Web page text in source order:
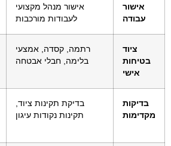
אישור
עבודה
אישור מנהל מקצועי
לעבודות מורכבות
ציוד
בטיחות
אישי
רתמה, קסדה, אמצעי
בלימה, חבלי אבטחה
בדיקות
מקדימות
בדיקת תקינות ציוד,
תקינות נקודות עיגון